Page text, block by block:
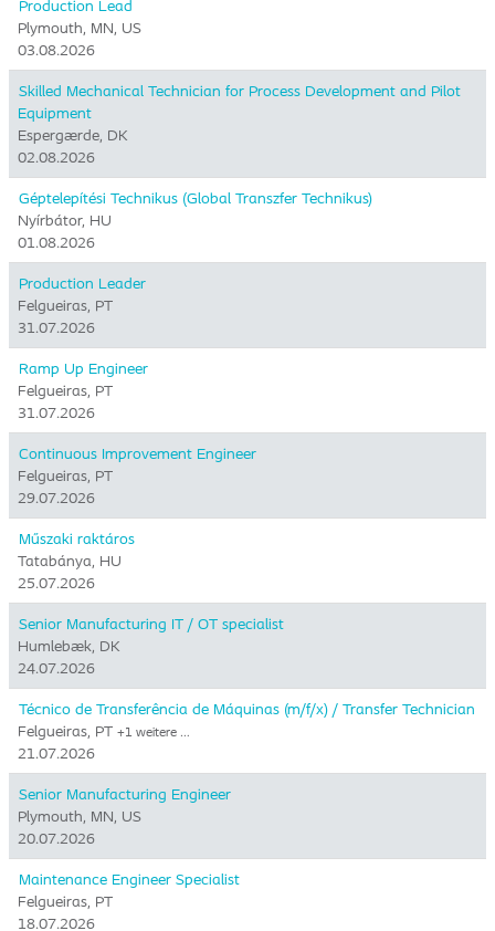
Production Lead
Plymouth, MN, US
03.08.2026
Skilled Mechanical Technician for Process Development and Pilot
Equipment
Espergærde, DK
02.08.2026
Géptelepítési Technikus (Global Transzfer Technikus)
Nyírbátor, HU
01.08.2026
Production Leader
Felgueiras, PT
31.07.2026
Ramp Up Engineer
Felgueiras, PT
31.07.2026
Continuous Improvement Engineer
Felgueiras, PT
29.07.2026
Műszaki raktáros
Tatabánya, HU
25.07.2026
Senior Manufacturing IT / OT specialist
Humlebæk, DK
24.07.2026
Técnico de Transferência de Máquinas (m/f/x) / Transfer Technician
Felgueiras, PT +1 weitere …
21.07.2026
Senior Manufacturing Engineer
Plymouth, MN, US
20.07.2026
Maintenance Engineer Specialist
Felgueiras, PT
18.07.2026